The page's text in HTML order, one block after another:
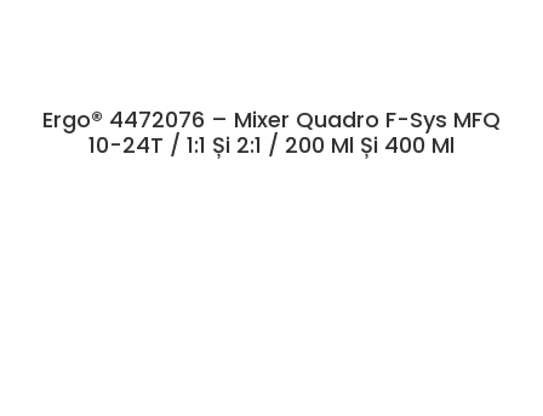
Ergo® 4472076 – Mixer Quadro F-Sys MFQ
10-24T / 1:1 Și 2:1 / 200 Ml Și 400 Ml